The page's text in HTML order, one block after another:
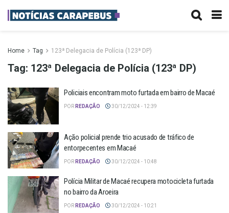
Home Tag 123ª Delegacia de Polícia (123ª DP)
Tag: 123ª Delegacia de Polícia (123ª DP)
Policiais encontram moto furtada em bairro de Macaé
POR REDAÇÃO 30/12/2024 - 12:39
Ação policial prende trio acusado de tráfico de
entorpecentes em Macaé
POR REDAÇÃO 30/12/2024 - 10:48
Polícia Militar de Macaé recupera motocicleta furtada
no bairro da Aroeira
POR REDAÇÃO 30/12/2024 - 10:21